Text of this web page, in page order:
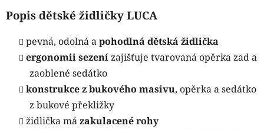
Popis dětské židličky LUCA
pevná, odolná apohodlná dětská židlička
ergonomii sezenízajišťuje tvarovaná opěrka zad a
zaoblené sedátko
konstrukce z bukového masivu, opěrka a sedátko
z bukové překližky
židlička mázakulacené rohy